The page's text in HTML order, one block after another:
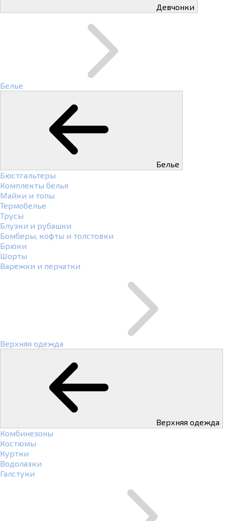
Девчонки
Белье
Белье
Бюстгальтеры
Комплекты белья
Майки и топы
Термобелье
Трусы
Блузки и рубашки
Бомберы, кофты и толстовки
Брюки
Шорты
Варежки и перчатки
Верхняя одежда
Верхняя одежда
Комбинезоны
Костюмы
Куртки
Водолазки
Галстуки